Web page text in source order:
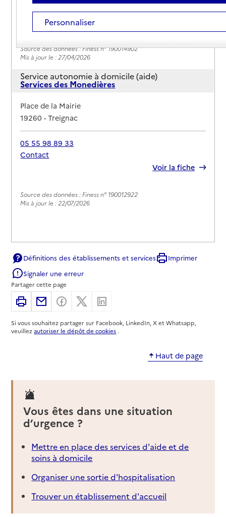
05 55 17 63 90
Contact
Source des données : Finess n° 190014902
Mis à jour le : 27/04/2026
Service autonomie à domicile (aide)
Services des Monedières
Adresse
Place de la Mairie
19260-Treignac
05 55 98 89 33
Contact
Voir la fiche
Source des données : Finess n° 190012922
Mis à jour le : 22/07/2026
Définitions des établissements et services
Imprimer
Signaler une erreur
Partager cette page
ImprimerPartager par email
Partager sur Facebook
Partager sur X
Si vous souhaitez partager sur Facebook, LinkedIn, X et Whatsapp,
veuillezautoriser le dépôt de cookies .
Haut de page
Vous êtes dans une situation
d’urgence ?
Mettre en place des services d'aide et de
soins à domicile
Organiser une sortie d'hospitalisation
Trouver un établissement d'accueil
Personnaliser